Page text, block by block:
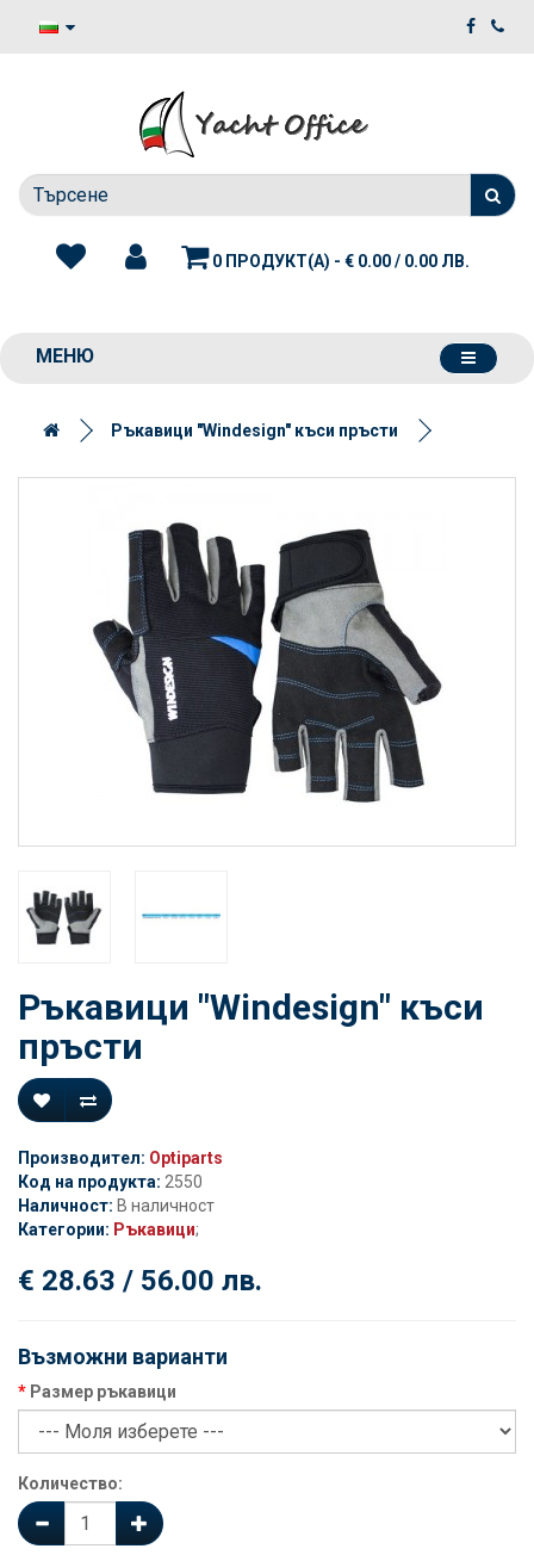
0 ПРОДУКТ(А) - € 0.00 / 0.00 ЛВ.
МЕНЮ
Ръкавици "Windesign" къси пръсти
Ръкавици "Windesign" къси
пръсти
Производител: Optiparts
Код на продукта: 2550
Наличност: В наличност
Категории: Ръкавици;
€ 28.63 / 56.00 лв.
Възможни варианти
Размер ръкавици
Количество: